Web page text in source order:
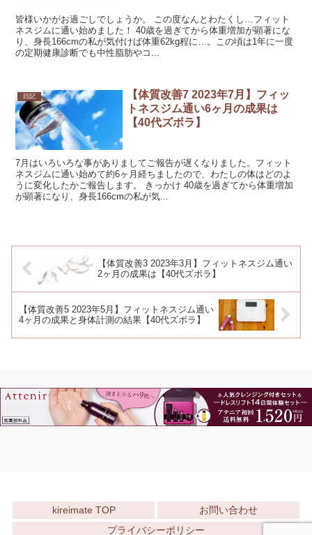
皆様いかがお過ごしでしょうか。 この度なんとわたくし…フィット
ネスジムに通い始めました！ 40歳を過ぎてから体重増加が顕著にな
り、身長166cmの私が気付けば体重62kg程に…。この頃は1年に一度
の定期健康診断でも中性脂肪やコ...
日記
【体質改善7 2023年7月】フィッ
トネスジム通い6ヶ月の成果は
【40代ズボラ】
7月はいろいろな事がありましてご報告が遅くなりました。フィット
ネスジムに通い始めて約6ヶ月経ちましたので、わたしの体はどのよ
うに変化したかご報告します。 きっかけ 40歳を過ぎてから体重増加
が顕著になり、身長166cmの私が気...
【体質改善3 2023年3月】フィットネスジム通い
2ヶ月の成果は【40代ズボラ】
【体質改善5 2023年5月】フィットネスジム通い
4ヶ月の成果と身体計測の結果【40代ズボラ】
kireimate TOP
お問い合わせ
プライバシーポリシー